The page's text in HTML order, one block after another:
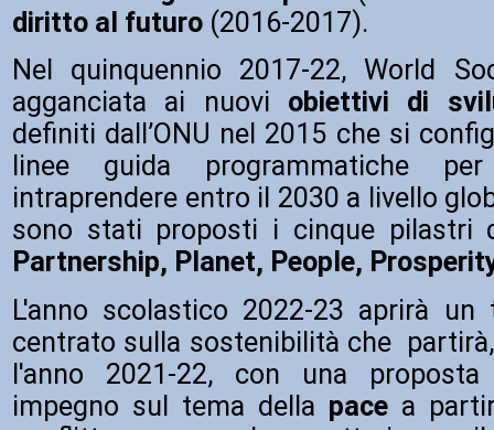
diritto al futuro (2016-2017).
Nel quinquennio 2017-22, World
agganciata ai nuovi obiettivi di
definiti dall’ONU nel 2015 che si
linee guida programmatiche
intraprendere entro il 2030 a livello
sono stati proposti i cinque pilastri
Partnership, Planet, People,
L'anno scolastico 2022-23 aprirà
centrato sulla sostenibilità che
l'anno 2021-22, con una
impegno sul tema della pace a